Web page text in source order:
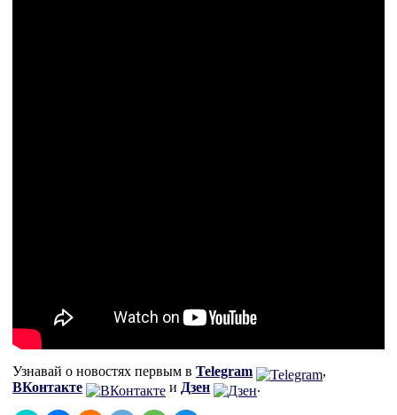
Узнавай о новостях первым в Telegram
,
ВКонтакте
и Дзен .